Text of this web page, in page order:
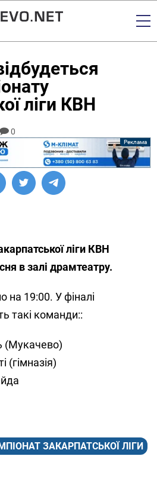
ліги КВН
0
ліги КВН
в залі драмтеатру.
на 19:00. У фіналі
такі команди::
(Мукачево)
(гімназія)
ЗАКАРПАТСЬКОЇ ЛІГИ